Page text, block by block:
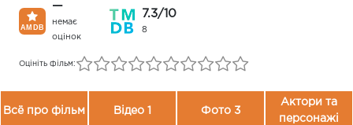
—
немає
оцінок
7.3/10
8
Оцініть фільм:
Всё про фільм Відео 1 Фото 3
Актори та
персонажі